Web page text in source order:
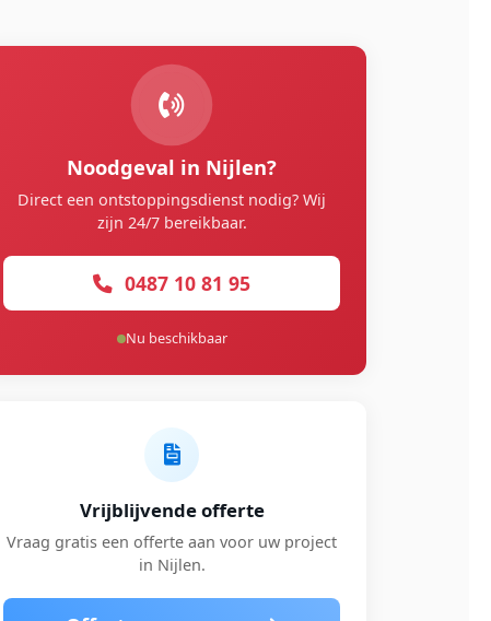
Noodgeval in Nijlen?
Direct een ontstoppingsdienst nodig? Wij
zijn 24/7 bereikbaar.
0487 10 81 95
Nu beschikbaar
Vrijblijvende offerte
Vraag gratis een offerte aan voor uw project
in Nijlen.